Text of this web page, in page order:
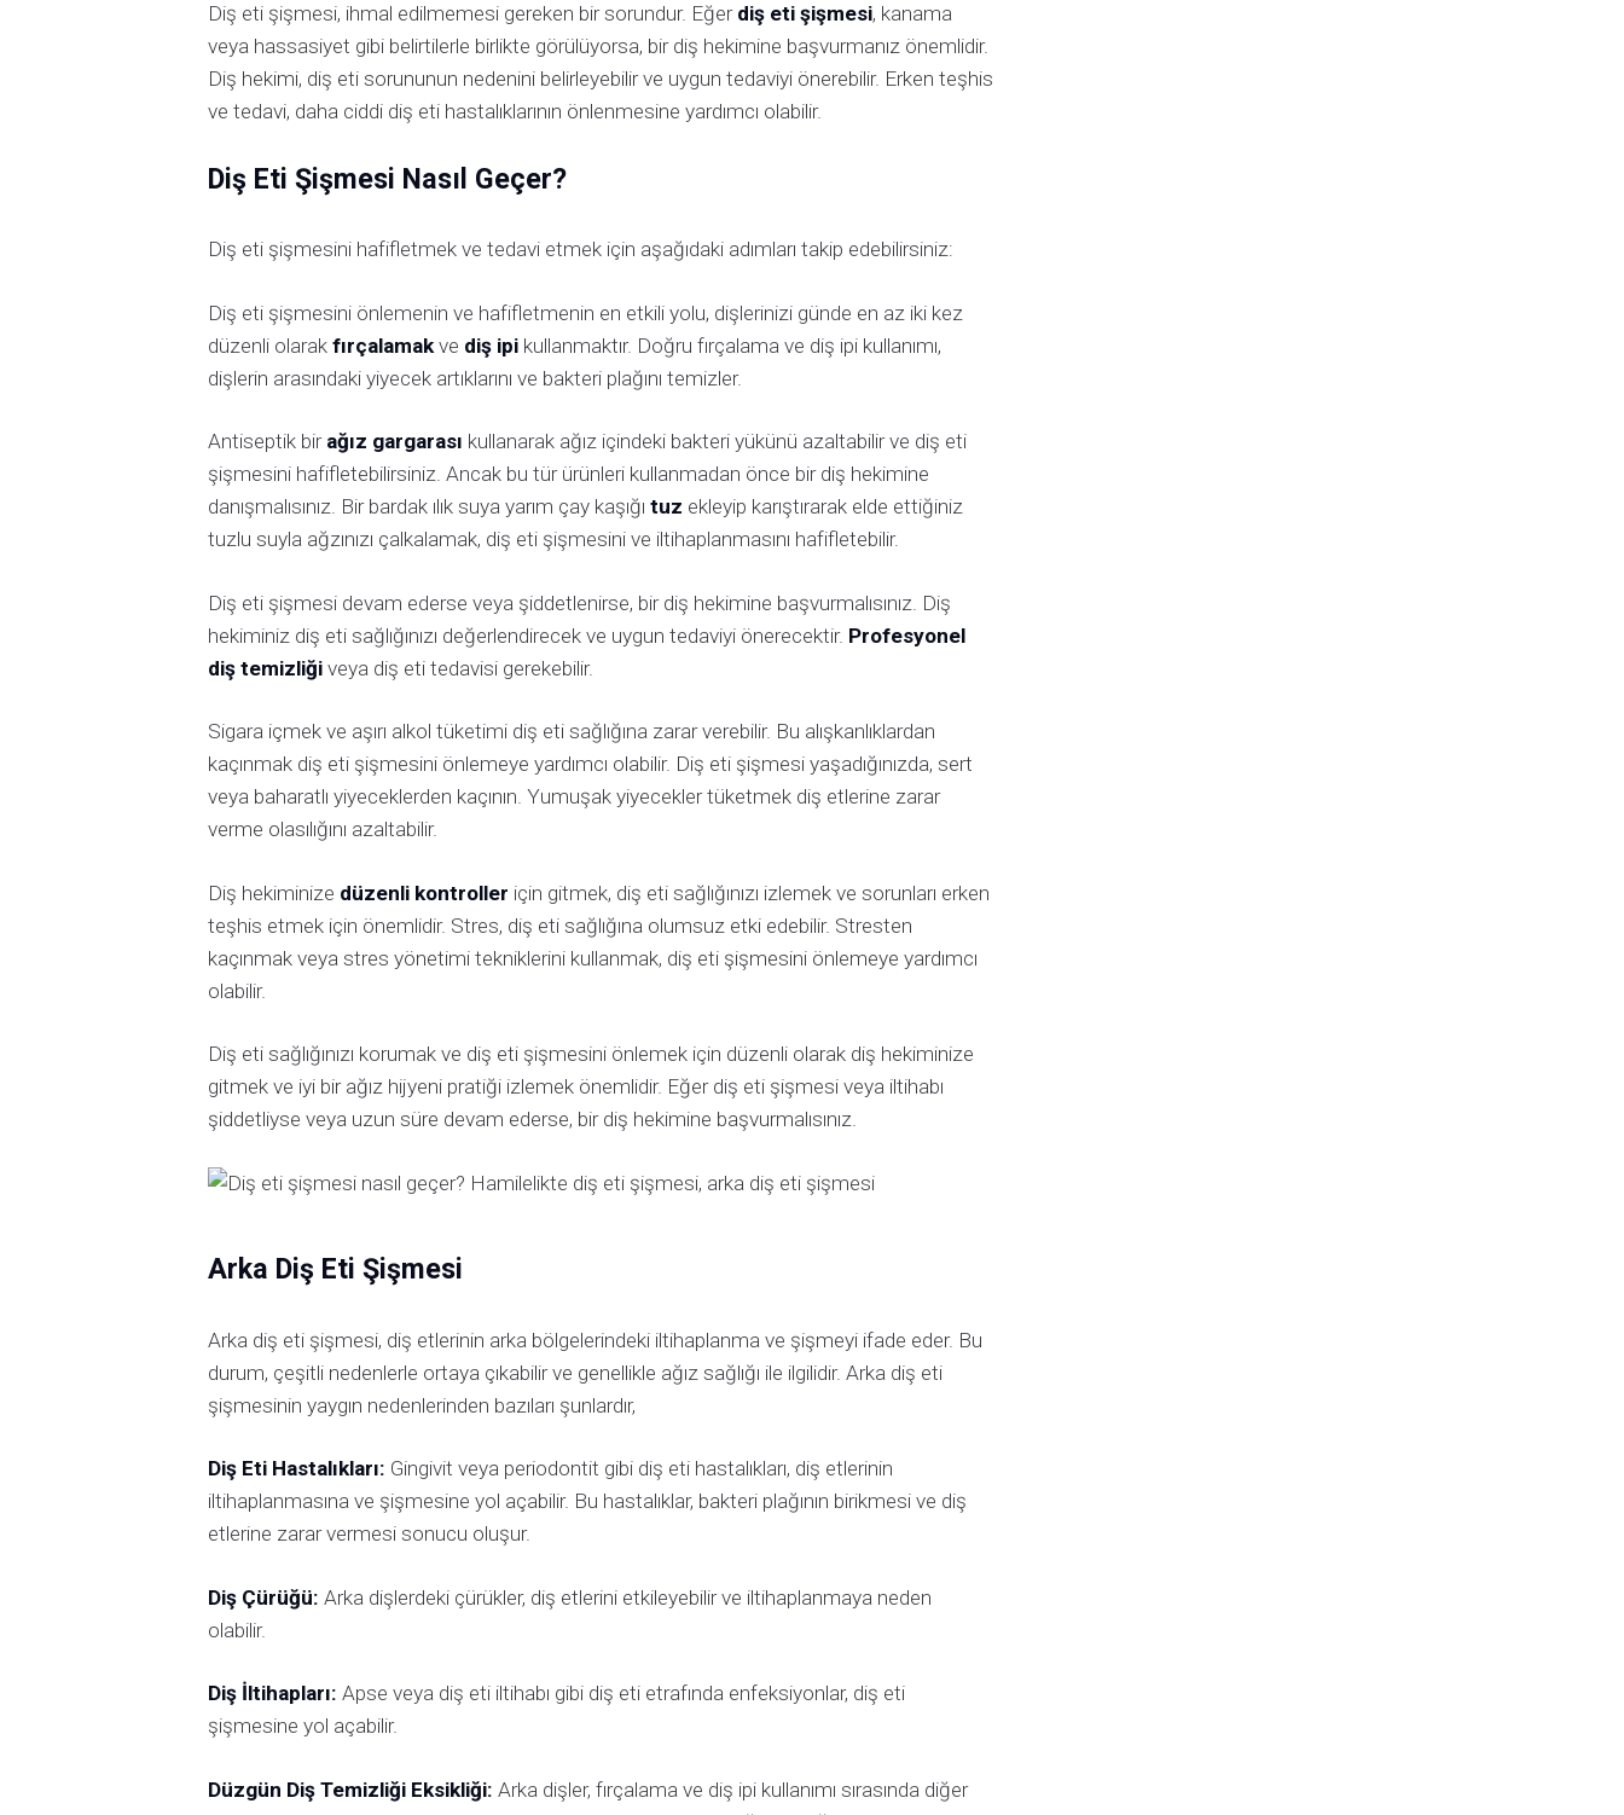
Diş eti şişmesi, ihmal edilmemesi gereken bir sorundur. Eğer diş eti şişmesi, kanama
veya hassasiyet gibi belirtilerle birlikte görülüyorsa, bir diş hekimine başvurmanız önemlidir.
Diş hekimi, diş eti sorununun nedenini belirleyebilir ve uygun tedaviyi önerebilir. Erken teşhis
ve tedavi, daha ciddi diş eti hastalıklarının önlenmesine yardımcı olabilir.
Diş Eti Şişmesi Nasıl Geçer?
Diş eti şişmesini hafifletmek ve tedavi etmek için aşağıdaki adımları takip edebilirsiniz:
Diş eti şişmesini önlemenin ve hafifletmenin en etkili yolu, dişlerinizi günde en az iki kez
düzenli olarak fırçalamak ve diş ipi kullanmaktır. Doğru fırçalama ve diş ipi kullanımı,
dişlerin arasındaki yiyecek artıklarını ve bakteri plağını temizler.
Antiseptik bir ağız gargarası kullanarak ağız içindeki bakteri yükünü azaltabilir ve diş eti
şişmesini hafifletebilirsiniz. Ancak bu tür ürünleri kullanmadan önce bir diş hekimine
danışmalısınız. Bir bardak ılık suya yarım çay kaşığı tuz ekleyip karıştırarak elde ettiğiniz
tuzlu suyla ağzınızı çalkalamak, diş eti şişmesini ve iltihaplanmasını hafifletebilir.
Diş eti şişmesi devam ederse veya şiddetlenirse, bir diş hekimine başvurmalısınız. Diş
hekiminiz diş eti sağlığınızı değerlendirecek ve uygun tedaviyi önerecektir. Profesyonel
diş temizliği veya diş eti tedavisi gerekebilir.
Sigara içmek ve aşırı alkol tüketimi diş eti sağlığına zarar verebilir. Bu alışkanlıklardan
kaçınmak diş eti şişmesini önlemeye yardımcı olabilir. Diş eti şişmesi yaşadığınızda, sert
veya baharatlı yiyeceklerden kaçının. Yumuşak yiyecekler tüketmek diş etlerine zarar
verme olasılığını azaltabilir.
Diş hekiminize düzenli kontroller için gitmek, diş eti sağlığınızı izlemek ve sorunları erken
teşhis etmek için önemlidir. Stres, diş eti sağlığına olumsuz etki edebilir. Stresten
kaçınmak veya stres yönetimi tekniklerini kullanmak, diş eti şişmesini önlemeye yardımcı
olabilir.
Diş eti sağlığınızı korumak ve diş eti şişmesini önlemek için düzenli olarak diş hekiminize
gitmek ve iyi bir ağız hijyeni pratiği izlemek önemlidir. Eğer diş eti şişmesi veya iltihabı
şiddetliyse veya uzun süre devam ederse, bir diş hekimine başvurmalısınız.
Arka Diş Eti Şişmesi
Arka diş eti şişmesi, diş etlerinin arka bölgelerindeki iltihaplanma ve şişmeyi ifade eder. Bu
durum, çeşitli nedenlerle ortaya çıkabilir ve genellikle ağız sağlığı ile ilgilidir. Arka diş eti
şişmesinin yaygın nedenlerinden bazıları şunlardır,
Diş Eti Hastalıkları: Gingivit veya periodontit gibi diş eti hastalıkları, diş etlerinin
iltihaplanmasına ve şişmesine yol açabilir. Bu hastalıklar, bakteri plağının birikmesi ve diş
etlerine zarar vermesi sonucu oluşur.
Diş Çürüğü: Arka dişlerdeki çürükler, diş etlerini etkileyebilir ve iltihaplanmaya neden
olabilir.
Diş İltihapları: Apse veya diş eti iltihabı gibi diş eti etrafında enfeksiyonlar, diş eti
şişmesine yol açabilir.
Düzgün Diş Temizliği Eksikliği: Arka dişler, fırçalama ve diş ipi kullanımı sırasında diğer